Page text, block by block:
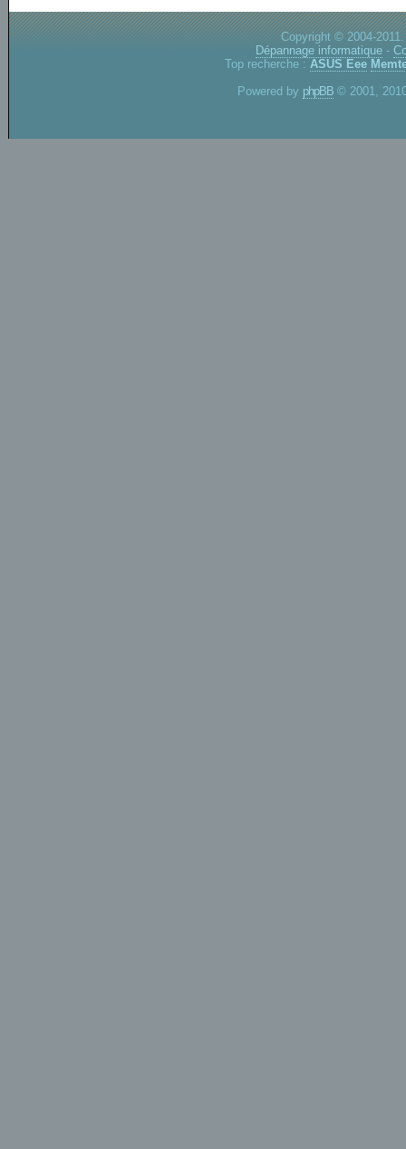
Copyright © 2004-
Dépannage informatique -
Top recherche : ASUS Eee
Powered by phpBB © 2001,